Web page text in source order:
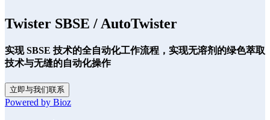
Twister SBSE / AutoTwister
实现 SBSE 技术的全自动化工作流程，实现无溶剂的绿色萃取
技术与无缝的自动化操作
立即与我们联系
Powered by Bioz